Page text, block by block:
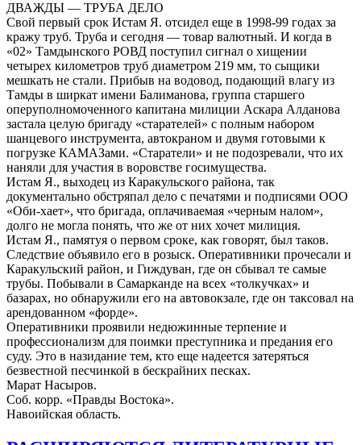
ДВАЖДЫ — ТРУБА ДЕЛО
Свой первый срок Истам Я. отсидел еще в 1998-99 годах за
кражу труб. Труба и сегодня — товар валютный. И когда в
«02» Тамдынского РОВД поступил сигнал о хищении
четырех километров труб диаметром 219 мм, то сыщики
мешкать не стали. Прибыв на водовод, подающий влагу из
Тамды в ширкат имени Балиманова, группа старшего
оперуполномоченного капитана милиции Аскара Алданова
застала целую бригаду «старателей» с полным набором
шанцевого инструмента, автокраном и двумя готовыми к
погрузке КАМАЗами. «Старатели» и не подозревали, что их
наняли для участия в воровстве госимущества.
Истам Я., выходец из Каракульского района, так
документально обстряпал дело с печатями и подписями ООО
«Оби-хает», что бригада, оплачиваемая «черным налом»,
долго не могла понять, что же от них хочет милиция.
Истам Я., памятуя о первом сроке, как говорят, был таков.
Следствие объявило его в розыск. Оперативники прочесали и
Каракульский район, и Гиждуван, где он сбывал те самые
трубы. Побывали в Самарканде на всех «толкучках» и
базарах, но обнаружили его на автовокзале, где он таксовал на
арендованном «форде».
Оперативники проявили недюжинные терпение и
профессионализм для поимки преступника и предания его
суду. Это в назидание тем, кто еще надеется затеряться
безвестной песчинкой в бескрайних песках.
Марат Насыров.
Соб. корр. «Правды Востока».
Навоийская область.